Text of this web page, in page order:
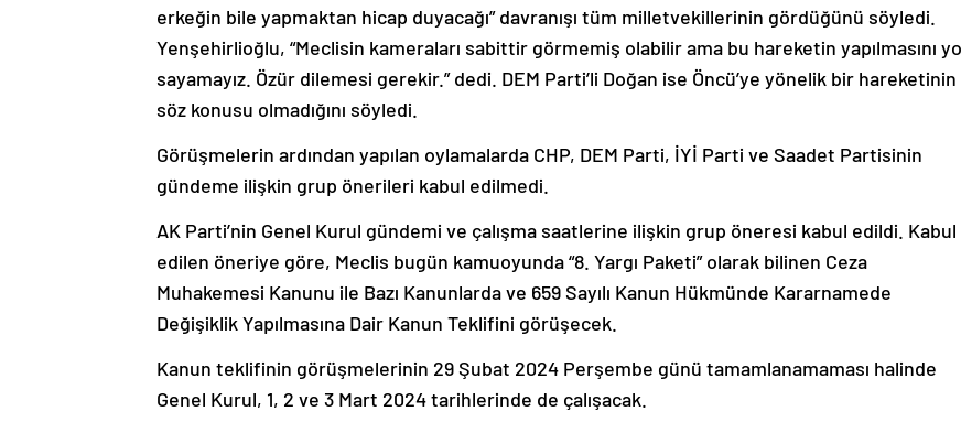
erkeğin bile yapmaktan hicap duyacağı” davranışı tüm milletvekillerinin gördüğünü söyledi.
Yenşehirlioğlu, “Meclisin kameraları sabittir görmemiş olabilir ama bu hareketin yapılmasını
sayamayız. Özür dilemesi gerekir.” dedi. DEM Parti’li Doğan ise Öncü’ye yönelik bir hareketinin
söz konusu olmadığını söyledi.
Görüşmelerin ardından yapılan oylamalarda CHP, DEM Parti, İYİ Parti ve Saadet Partisinin
gündeme ilişkin grup önerileri kabul edilmedi.
AK Parti’nin Genel Kurul gündemi ve çalışma saatlerine ilişkin grup öneresi kabul edildi. Kabul
edilen öneriye göre, Meclis bugün kamuoyunda “8. Yargı Paketi” olarak bilinen Ceza
Muhakemesi Kanunu ile Bazı Kanunlarda ve 659 Sayılı Kanun Hükmünde Kararnamede
Değişiklik Yapılmasına Dair Kanun Teklifini görüşecek.
Kanun teklifinin görüşmelerinin 29 Şubat 2024 Perşembe günü tamamlanamaması halinde
Genel Kurul, 1, 2 ve 3 Mart 2024 tarihlerinde de çalışacak.